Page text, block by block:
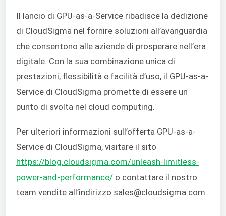
Il lancio di GPU-as-a-Service ribadisce la dedizione
di CloudSigma nel fornire soluzioni all’avanguardia
che consentono alle aziende di prosperare nell’era
digitale. Con la sua combinazione unica di
prestazioni, flessibilità e facilità d’uso, il GPU-as-a-
Service di CloudSigma promette di essere un
punto di svolta nel cloud computing.
Per ulteriori informazioni sull’offerta GPU-as-a-
Service di CloudSigma, visitare il sito
https://blog.cloudsigma.com/unleash-limitless-
power-and-performance/ o contattare il nostro
team vendite all’indirizzo sales@cloudsigma.com.